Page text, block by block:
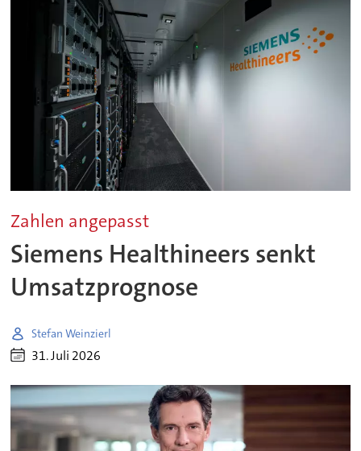
Zahlen angepasst
Siemens Healthineers senkt
Umsatzprognose
Stefan Weinzierl
31. Juli 2026